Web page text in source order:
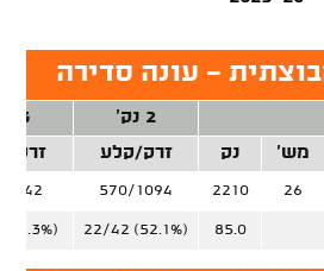
- עונה סדירה
2 נק'
3 נק'
מש'
נק זרק/קלע זרק/
26
2210
570/1094
642
85.0
22/42 (52.1%)